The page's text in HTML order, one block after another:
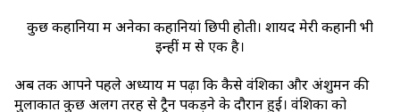
कुछ कहानियों में अनेकों कहानियां छिपी होती। शायद मेरी कहानी भी
इन्हीं में से एक है।
अब तक आपने पहले अध्याय में पढ़ा कि कैसे वंशिका और अंशुमन की
मुलाकात कुछ अलग तरह से ट्रैन पकड़ने के दौरान हुई। वंशिका को